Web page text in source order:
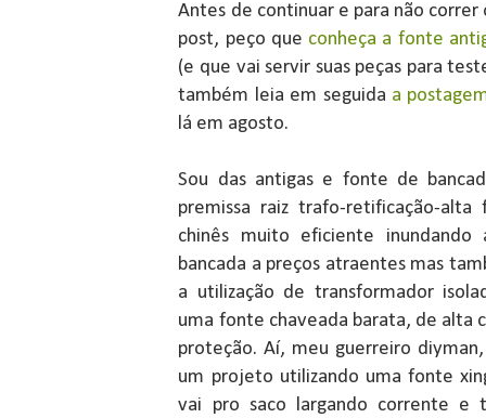
Antes de continuar e para não
post, peço que conheça a fonte
(e que vai servir suas peças para
também leia em seguida a
lá em agosto.
Sou das antigas e fonte de
premissa raiz trafo-retificação-alta
chinês muito eficiente
bancada a preços atraentes mas
a utilização de transformador
uma fonte chaveada barata, de alta
proteção. Aí, meu guerreiro
um projeto utilizando uma fonte
vai pro saco largando corrente e